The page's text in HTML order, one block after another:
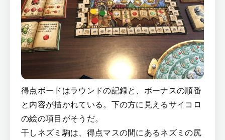
得点ボードはラウンドの記録と、ボーナスの順番
と内容が描かれている。下の方に見えるサイコロ
の絵の項目がそうだ。
干しネズミ駒は、得点マスの間にあるネズミの尻